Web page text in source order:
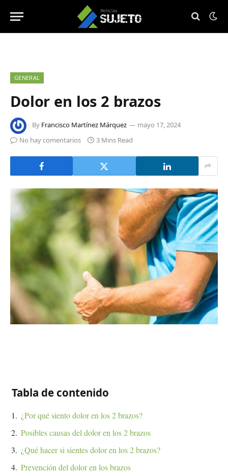
GENERAL
Dolor en los 2 brazos
By Francisco Martínez Márquez
mayo 17, 2024
No hay comentarios
3 Mins Read
Tabla de contenido
¿Por qué siento dolor en los 2 brazos?
Posibles causas del dolor en los 2 brazos
¿Qué hacer si sientes dolor en los 2 brazos?
Prevención del dolor en los brazos